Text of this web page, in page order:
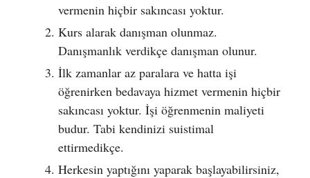
vermenin hiçbir sakıncası yoktur.
Kurs alarak danışman olunmaz.
Danışmanlık verdikçe danışman olunur.
İlk zamanlar az paralara ve hatta işi
öğrenirken bedavaya hizmet vermenin hiçbir
sakıncası yoktur. İşi öğrenmenin maliyeti
budur. Tabi kendinizi suistimal
ettirmedikçe.
Herkesin yaptığını yaparak başlayabilirsiniz,